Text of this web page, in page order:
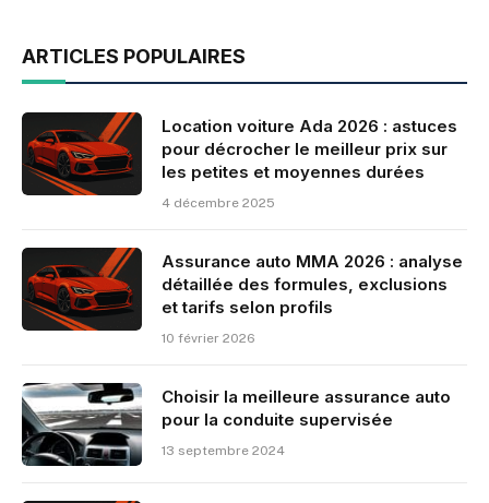
ARTICLES POPULAIRES
Location voiture Ada 2026 : astuces
pour décrocher le meilleur prix sur
les petites et moyennes durées
4 décembre 2025
Assurance auto MMA 2026 : analyse
détaillée des formules, exclusions
et tarifs selon profils
10 février 2026
Choisir la meilleure assurance auto
pour la conduite supervisée
13 septembre 2024